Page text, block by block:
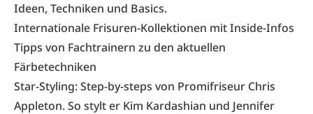
Ideen, Techniken und Basics.
Internationale Frisuren-Kollektionen mit Inside-Infos
Tipps von Fachtrainern zu den aktuellen
Färbetechniken
Star-Styling: Step-by-steps von Promifriseur Chris
Appleton. So stylt er Kim Kardashian und Jennifer